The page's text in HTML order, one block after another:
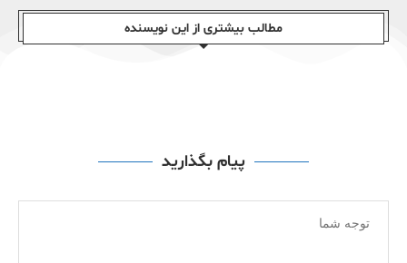
مطالب بیشتری از این نویسندە
پیام بگذارید